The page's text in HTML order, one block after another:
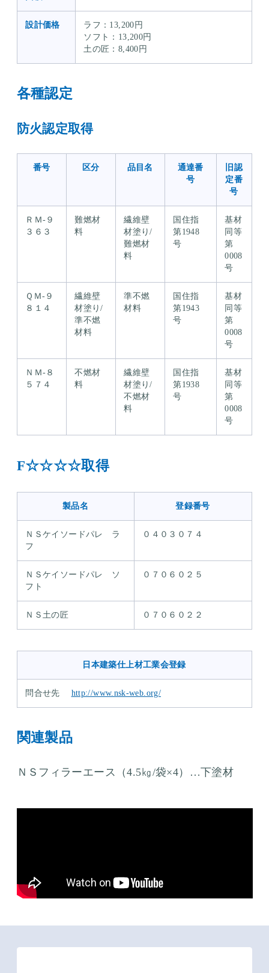
設計価格
ラフ：13,200円
ソフト：13,200円
土の匠：8,400円
各種認定
防火認定取得
番号 区分 品目名
通達番
号
旧認
定番
号
ＲＭ-９
３６３
難燃材
料
繊維壁
材塗り/
難燃材
料
国住指
第1948
号
基材
同等
第
0008
号
ＱＭ-９
８１４
繊維壁
材塗り/
準不燃
材料
準不燃
材料
国住指
第1943
号
基材
同等
第
0008
号
ＮＭ-８
５７４
不燃材
料
繊維壁
材塗り/
不燃材
料
国住指
第1938
号
基材
同等
第
0008
号
F☆☆☆☆取得
製品名 登録番号
ＮＳケイソードパレ ラ
フ
０４０３０７４
ＮＳケイソードパレ ソ
フト
０７０６０２５
ＮＳ土の匠 ０７０６０２２
日本建築仕上材工業会登録
問合せ先 http://www.nsk-web.org/
関連製品
ＮＳフィラーエース（4.5㎏/袋×4）…下塗材